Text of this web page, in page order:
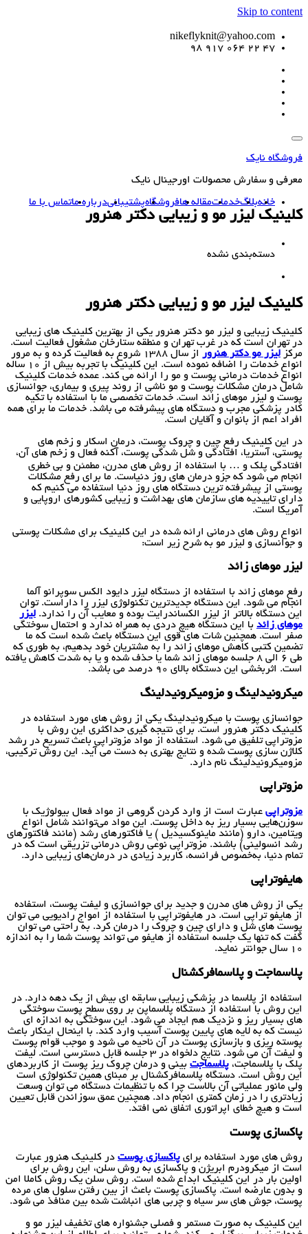
Skip to content
nikeflyknit@yahoo.com
47 22 064 917 98
فروشگاه نایک
معرفی و سفارش محصولات اورجینال نایک
خانهبلاگخدماتمقاله هافروشگاهپشتیبانیدرباره ماتماس با ما
کلینیک لیزر مو و زیبایی دکتر هنرور
دسته‌بندی نشده
کلینیک لیزر مو و زیبایی دکتر هنرور
کلینیک زیبایی و لیزر مو دکتر هنرور یکی از بهترین کلینیک های زیبایی
در تهران است که در غرب تهران و منطقه ستارخان مشغول فعالیت است.
مرکز لیزر مو دکتر هنرور
از سال 1388 شروع به فعالیت کرده و به مرور
انواع خدمات را اضافه نموده است. این کلینیک با تجربه بیش از 10 ساله
انواع خدمات درمانی پوست و مو را ارائه می کند. عمده خدمات کلینیک
شامل درمان مشکلات پوست و مو ناشی از روند پیری و بیماری، جوانسازی
پوست و لیزر موهای زائد است. خدمات تخصصی ما با استفاده با تکیه
کادر پزشکی مجرب و دستگاه های پیشرفته می باشد. خدمات ما برای همه
افراد اعم از بانوان و آقایان است.
در این کلینیک رفع چین و چروک پوست، درمان اسکار و زخم های
پوستی، آستریا، افتادگی و شل شدگی پوست، آکنه فعال و زخم های آن،
افتادگی پلک و … با استفاده از روش های مدرن، مطمئن و بی خطری
انجام می شود که جزو درمان های روز دنیاست. ما برای رفع مشکلات
پوستی از پیشرفته ترین دستگاه های روز دنیا استفاده می کنیم که
دارای تاییدیه های سازمان های بهداشت و زیبایی کشورهای اروپایی و
آمریکا است.
انواع روش های درمانی ارائه شده در این کلینیک برای مشکلات پوستی
و جوانسازی و لیزر مو به شرح زیر است:
لیزر موهای زائد
رفع موهای زائد با استفاده از دستگاه لیزر دایود الکس سوپرانو آلما
انجام می شود. این دستگاه جدیدترین تکنولوژی لیزر را داراست. توان
این دستگاه بالاتر از لیزر الکساندرایت بوده و معایب آن را ندارد. لیزر
موهای زائد با این دستگاه هیچ دردی به همراه ندارد و احتمال سوختگی
صفر است. همچنین شات های قوی این دستگاه باعث شده است که ما
تضمین کتبی کاهش موهای زائد را به مشتریان خود بدهیم، به طوری که
طی 6 الی 8 جلسه موهای زائد شما یا حذف شده و یا به شدت کاهش یافته
است. اثربخشی این دستگاه بالای 90 درصد می باشد.
میکرونیدلینگ و مزومیکرونیدلینگ
جوانسازی پوست با میکرونیدلینگ یکی از روش های مورد استفاده در
کلینیک دکتر هنرور است. برای نتیجه گیری حداکثری این روش با
مزوتراپی تلفیق می شود. استفاده از مواد مزوتراپی باعث تسریع در رشد
کلاژن سازی پوست شده و نتایج بهتری به دست می آید. این روش ترکیبی،
مزومیکرونیدلینگ نام دارد.
مزوتراپی
مزوتراپی عبارت است از وارد کردن گروهی از مواد فعال بیولوژیک با
سوزن‌هایی بسیار ریز به داخل پوست. این مواد می‌توانند شامل انواع
ویتامین، دارو (مانند ماینوکسیدیل ) یا فاکتورهای رشد (مانند فاکتورهای
رشد انسولینی) باشند. مزوتراپی نوعی روش درمانی تزریقی است که در
تمام دنیا، به‌خصوص فرانسه، کاربرد زیادی در درمان‌های زیبایی دارد.
هایفوتراپی
یکی از روش های مدرن و جدید برای جوانسازی و لیفت پوست، استفاده
از هایفو تراپی است. در هایفوتراپی با استفاده از امواج رادیویی می توان
پوست های شل و دارای چین و چروک را درمان کرد. به راحتی می توان
گفت که تنها یک جلسه استفاده از هایفو می تواند پوست شما را به اندازه
10 سال جوانتر نماید.
پلاسماجت و پلاسمافرکشنال
استفاده از پلاسما در پزشکی زیبایی سابقه ای بیش از یک دهه دارد. در
این روش با استفاده از دستگاه پلاسماپن بر روی سطح پوست سوختگی
های بسیار ریز و نزدیک هم ایجاد می شود. این سوختگی به اندازه ای
نیست که به لایه های پایین پوست آسیب وارد کند. با اینحال اینکار باعث
پوسته ریزی و بازسازی پوست در آن ناحیه می شود و موجب قوام پوست
و لیفت آن می شود. نتایج دلخواه در 3 جلسه قابل دسترسی است. لیفت
پلک با پلاسماجت، پلاسماجت بینی و درمان چروک ریز پوست از کاربردهای
این روش است. دستگاه پلاسمافرکشنال بر مبنای همین تکنولوژی است
ولی مانور عملیاتی آن بالاست چرا که با تنظیمات دستگاه می توان وسعت
زیادتری را در زمان کمتری انجام داد. همچنین عمق سوزاندن قابل تعیین
است و هیچ خطای اپراتوری اتفاق نمی افتد.
پاکسازی پوست
روش های مورد استفاده برای پاکسازی پوست در کلینیک هنرور عبارت
است از میکرودرم ابریژن و پاکسازی به روش سلن، این روش برای
اولین بار در این کلینیک ابداع شده است. روش سلن یک روش کاملا امن
و بدون عارضه است. پاکسازی پوست باعث از بین رفتن سلول های مرده
پوست، جوش های سر سیاه و چربی های انباشت شده بین منافذ می شود.
این کلینیک به صورت مستمر و فصلی جشنواره های تخفیف لیزر مو و